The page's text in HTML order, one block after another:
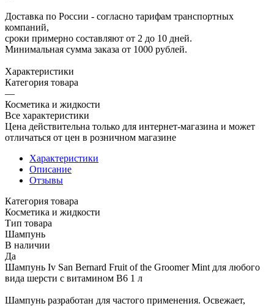
Доставка по России - согласно тарифам транспортных
компаний,
сроки примерно составляют от 2 до 10 дней.
Минимальная сумма заказа от 1000 рублей.
Характеристики
Категория товара
—
Косметика и жидкости
Все характеристики
Цена действительна только для интернет-магазина и может
отличаться от цен в розничном магазине
Характеристики
Описание
Отзывы
Категория товара
Косметика и жидкости
Тип товара
Шампунь
В наличии
Да
Шампунь Iv San Bernard Fruit of the Groomer Mint для любого
вида шерсти с витамином В6 1 л
Шампунь разработан для частого применения. Освежает,